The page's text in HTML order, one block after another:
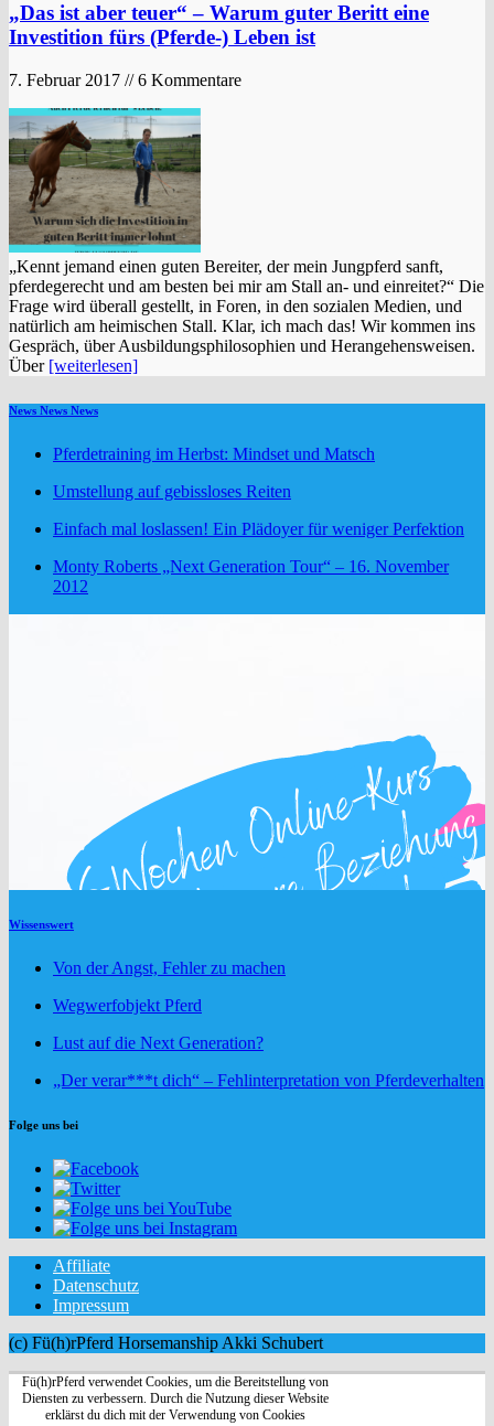
„Das ist aber teuer“ – Warum guter Beritt eine
Investition fürs (Pferde-) Leben ist
7. Februar 2017 // 6 Kommentare
„Kennt jemand einen guten Bereiter, der mein Jungpferd sanft,
pferdegerecht und am besten bei mir am Stall an- und einreitet?“ Die
Frage wird überall gestellt, in Foren, in den sozialen Medien, und
natürlich am heimischen Stall. Klar, ich mach das! Wir kommen ins
Gespräch, über Ausbildungsphilosophien und Herangehensweisen.
Über [weiterlesen]
News News News
Pferdetraining im Herbst: Mindset und Matsch
Umstellung auf gebissloses Reiten
Einfach mal loslassen! Ein Plädoyer für weniger Perfektion
Monty Roberts „Next Generation Tour“ – 16. November
2012
Wissenswert
Von der Angst, Fehler zu machen
Wegwerfobjekt Pferd
Lust auf die Next Generation?
„Der verar***t dich“ – Fehlinterpretation von Pferdeverhalten
Folge uns bei
Affiliate
Datenschutz
Impressum
(c) Fü(h)rPferd Horsemanship Akki Schubert
Fü(h)rPferd verwendet Cookies, um die Bereitstellung von
Diensten zu verbessern. Durch die Nutzung dieser Website
erklärst du dich mit der Verwendung von Cookies